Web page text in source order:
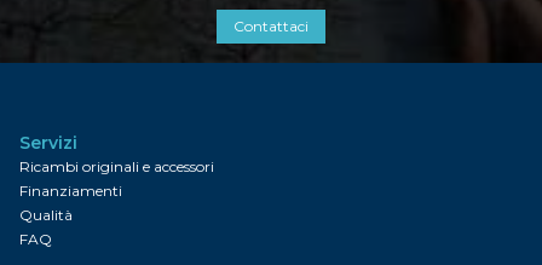
Contattaci
Servizi
Ricambi originali e accessori
Finanziamenti
Qualità
FAQ